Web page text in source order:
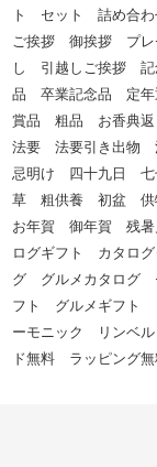
ト セット 詰め合
ご挨拶 御挨拶 プ
し 引越しご挨拶
品 卒業記念品 定
賞品 粗品 お香典
法要 法要引き出物
忌明け 四十九日
草 粗供養 初盆
お年賀 御年賀 残
ログギフト カタロ
グ グルメカタログ
フト グルメギフト
ーモニック リンベ
ド無料 ラッピング